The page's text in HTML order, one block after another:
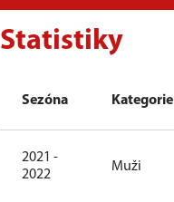
Statistiky
Sezóna Kategorie
2021 -
2022
Muži